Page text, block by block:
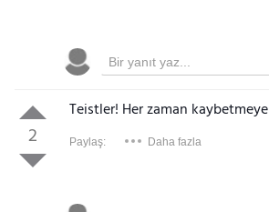
2
Teistler! Her zaman
Paylaş: Daha fazla